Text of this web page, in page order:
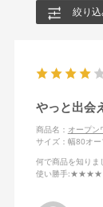
絞り
やっと出会
商品名： オープ
サイズ：幅80オ
何で商品を知りま
使い勝手:★★★★